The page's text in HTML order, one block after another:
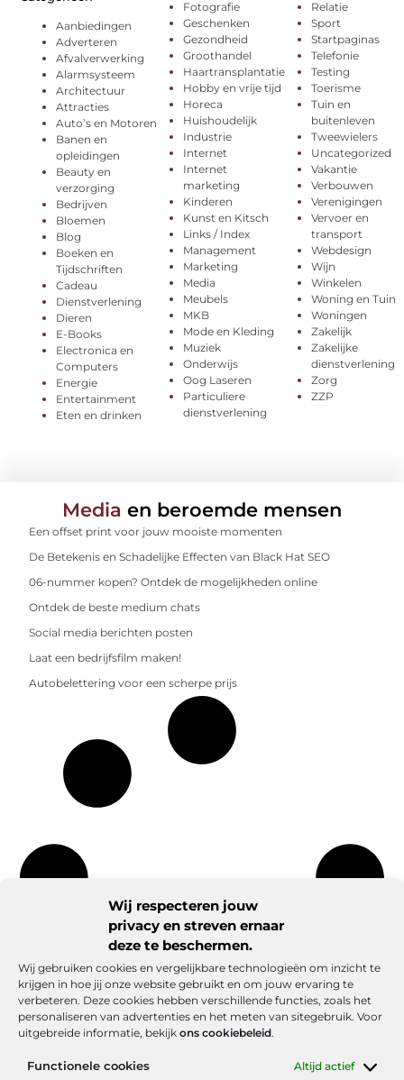
Wij respecteren jouw
privacy en streven ernaar
deze te beschermen.
Wij gebruiken cookies en vergelijkbare technologieën om inzicht te
krijgen in hoe jij onze website gebruikt en om jouw ervaring te
verbeteren. Deze cookies hebben verschillende functies, zoals het
personaliseren van advertenties en het meten van sitegebruik. Voor
uitgebreide informatie, bekijk ons cookiebeleid.
Functionele cookies Altijd actief
Aanbiedingen
Adverteren
Afvalverwerking
Alarmsysteem
Architectuur
Attracties
Auto’s en Motoren
Banen en
opleidingen
Beauty en
verzorging
Bedrijven
Bloemen
Blog
Boeken en
Tijdschriften
Cadeau
Dienstverlening
Dieren
E-Books
Electronica en
Computers
Energie
Entertainment
Eten en drinken
Fotografie
Geschenken
Gezondheid
Groothandel
Haartransplantatie
Hobby en vrije tijd
Horeca
Huishoudelijk
Industrie
Internet
Internet
marketing
Kinderen
Kunst en Kitsch
Links / Index
Management
Marketing
Media
Meubels
MKB
Mode en Kleding
Muziek
Onderwijs
Oog Laseren
Particuliere
dienstverlening
Relatie
Sport
Startpaginas
Telefonie
Testing
Toerisme
Tuin en
buitenleven
Tweewielers
Uncategorized
Vakantie
Verbouwen
Verenigingen
Vervoer en
transport
Webdesign
Wijn
Winkelen
Woning en Tuin
Woningen
Zakelijk
Zakelijke
dienstverlening
Zorg
ZZP
Media en beroemde mensen
Een offset print voor jouw mooiste momenten
De Betekenis en Schadelijke Effecten van Black Hat SEO
06-nummer kopen? Ontdek de mogelijkheden online
Ontdek de beste medium chats
Social media berichten posten
Laat een bedrijfsfilm maken!
Autobelettering voor een scherpe prijs